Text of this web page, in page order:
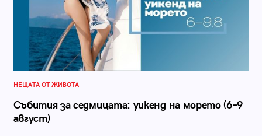
НЕЩАТА ОТ ЖИВОТА
Събития за седмицата: уикенд на морето (6–9
август)